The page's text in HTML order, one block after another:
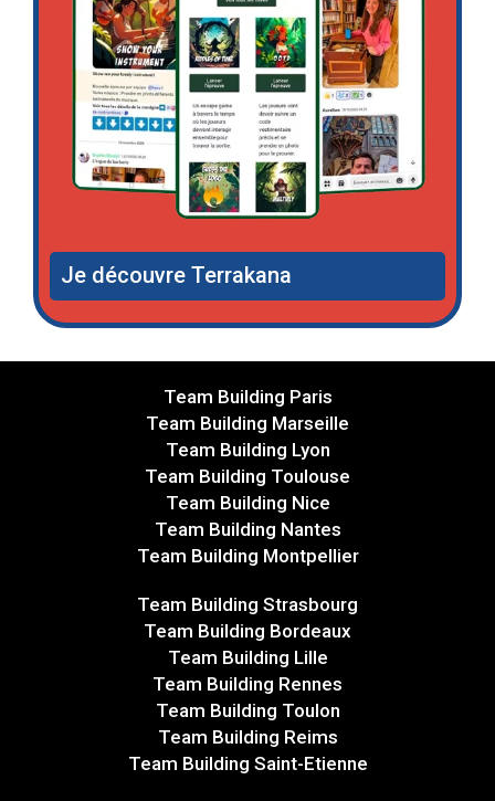
Je découvre Terrakana
Team Building Paris
Team Building Marseille
Team Building Lyon
Team Building Toulouse
Team Building Nice
Team Building Nantes
Team Building Montpellier
Team Building Strasbourg
Team Building Bordeaux
Team Building Lille
Team Building Rennes
Team Building Toulon
Team Building Reims
Team Building Saint-Etienne